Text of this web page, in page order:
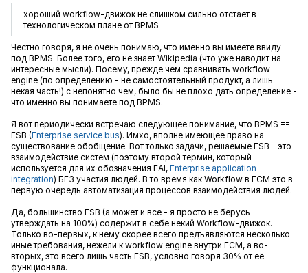
хороший workflow-движок не слишком сильно отстает в
технологическом плане от BPMS
Честно говоря, я не очень понимаю, что именно вы имеете ввиду
под BPMS. Более того, его не знает Wikipedia (что уже наводит на
интересные мысли). Посему, прежде чем сравнивать workflow
engine (по определению - не самостоятельный продукт, а лишь
некая часть!) с непонятно чем, было бы не плохо дать определение -
что именно вы понимаете под BPMS.
Я вот периодически встречаю следующее понимание, что BPMS ==
ESB (Enterprise service bus). Имхо, вполне имеющее право на
существование обобщение. Вот только задачи, решаемые ESB - это
взаимодействие систем (поэтому второй термин, который
используется для их обозначения EAI, Enterprise application
integration) БЕЗ участия людей. В то время как Workflow в ECM это в
первую очередь автоматизация процессов взаимодействия людей.
Да, большинство ESB (а может и все - я просто не берусь
утверждать на 100%) содержит в себе некий Workflow-движок.
Только во-первых, к нему скорее всего предъявляются несколько
иные требования, нежели к workflow engine внутри ECM, а во-
вторых, это всего лишь часть ESB, условно говоря 30% от её
функционала.